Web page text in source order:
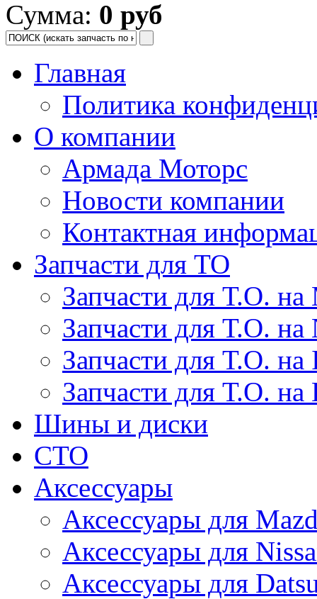
Сумма: 0 руб
Главная
Политика
О компании
Армада Моторс
Новости компании
Контактная
Запчасти для ТО
Запчасти для Т.О. на
Запчасти для Т.О. на
Запчасти для Т.О.
Запчасти для Т.О. на
Шины и диски
СТО
Аксессуары
Аксессуары для
Аксессуары для
Аксессуары для